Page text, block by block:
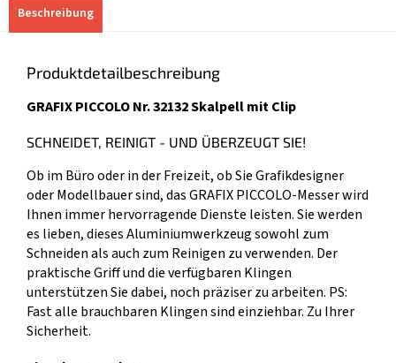
Beschreibung
Produktdetailbeschreibung
GRAFIX PICCOLO Nr. 32132 Skalpell mit Clip
SCHNEIDET, REINIGT - UND ÜBERZEUGT SIE!
Ob im Büro oder in der Freizeit, ob Sie Grafikdesigner
oder Modellbauer sind, das GRAFIX PICCOLO-Messer wird
Ihnen immer hervorragende Dienste leisten. Sie werden
es lieben, dieses Aluminiumwerkzeug sowohl zum
Schneiden als auch zum Reinigen zu verwenden. Der
praktische Griff und die verfügbaren Klingen
unterstützen Sie dabei, noch präziser zu arbeiten. PS:
Fast alle brauchbaren Klingen sind einziehbar. Zu Ihrer
Sicherheit.